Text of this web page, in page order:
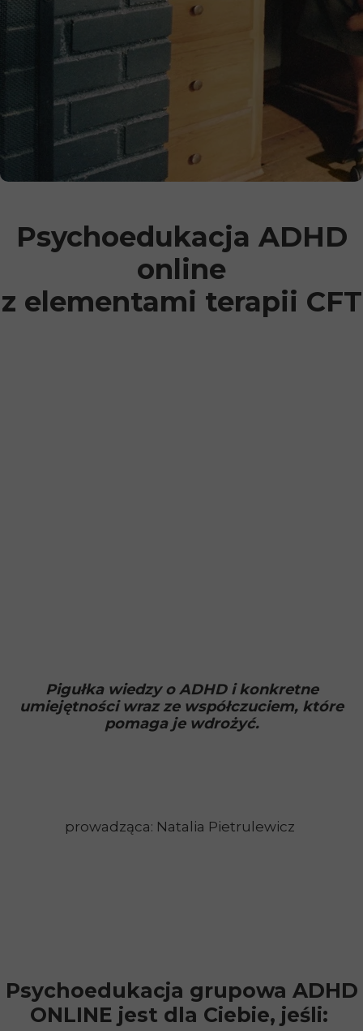
prowadząca: Natalia Pietrulewicz
Psychoedukacja grupowa ADHD
ONLINE jest dla Ciebie, jeśli:
Pigułka wiedzy o ADHD i konkretne
umiejętności wraz ze współczuciem, które
pomaga je wdrożyć.
Psychoedukacja ADHD
online
z elementami terapii CFT